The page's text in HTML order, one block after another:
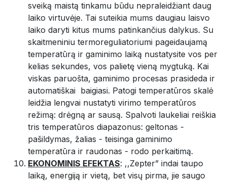
sveiką maistą tinkamu būdu nepraleidžiant daug
laiko virtuvėje. Tai suteikia mums daugiau laisvo
laiko daryti kitus mums patinkančius dalykus. Su
skaitmeniniu termoreguliatoriumi pageidaujamą
temperatūrą ir gaminimo laiką nustatysite vos per
kelias sekundes, vos palietę vieną mygtuką. Kai
viskas paruošta, gaminimo procesas prasideda ir
automatiškai baigiasi. Patogi temperatūros skalė
leidžia lengvai nustatyti virimo temperatūros
režimą: drėgną ar sausą. Spalvoti laukeliai reiškia
tris temperatūros diapazonus: geltonas -
pašildymas, žalias - teisinga gaminimo
temperatūra ir raudonas - rodo perkaitimą.
EKONOMINIS EFEKTAS: ,,Zepter” indai taupo
laiką, energiją ir vietą, bet visų pirma, jie saugo